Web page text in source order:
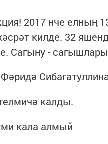
2017 нче елның
килде. 32
Сагыну -
калды.
кала алмый